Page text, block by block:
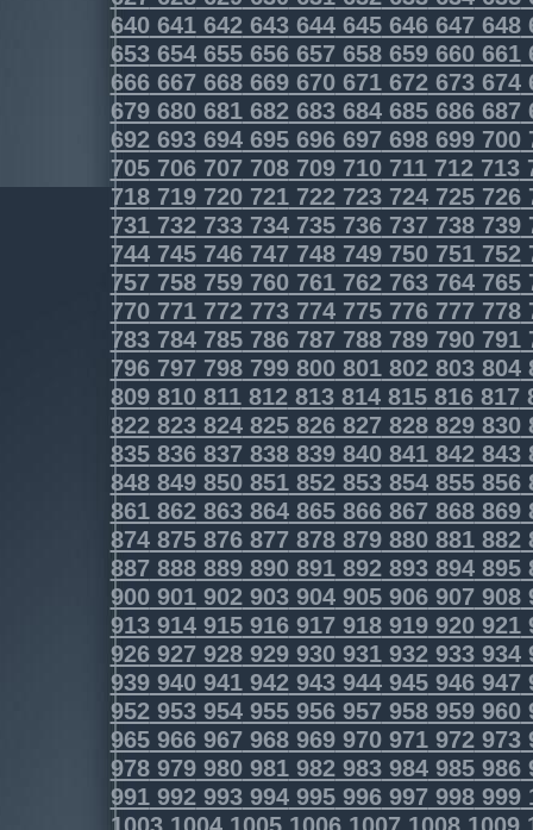
640641642643644645646647648
653654655656657658659660661
666667668669670671672673674
679680681682683684685686687
692693694695696697698699700
705706707708709710711712713
718719720721722723724725726
731732733734735736737738739
744745746747748749750751752
757758759760761762763764765
770771772773774775776777778
783784785786787788789790791
796797798799800801802803804
809810811812813814815816817
822823824825826827828829830
835836837838839840841842843
848849850851852853854855856
861862863864865866867868869
874875876877878879880881882
887888889890891892893894895
900901902903904905906907908
913914915916917918919920921
926927928929930931932933934
939940941942943944945946947
952953954955956957958959960
965966967968969970971972973
978979980981982983984985986
991992993994995996997998999